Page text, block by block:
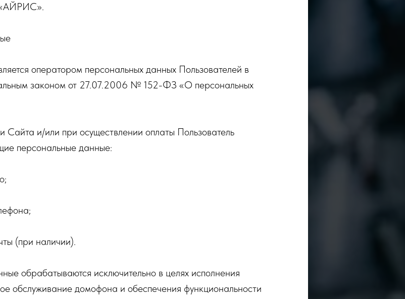
оператором персональных данных Пользователей в
законом от 27.07.2006 № 152-ФЗ «О персональных
Сайта и/или при осуществлении оплаты Пользователь
персональные данные:
(при наличии).
обрабатываются исключительно в целях исполнения
обслуживание домофона и обеспечения функциональности